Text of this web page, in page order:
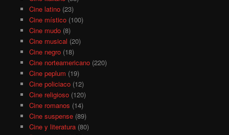
Cine latino(23)
Cine místico(100)
Cine mudo(8)
Cine musical (20)
Cine negro(18)
Cine norteamericano(220)
Cine peplum (19)
Cine policiaco(12)
Cine religioso(120)
Cine romanos (14)
Cine suspense(89)
Cine y literatura(80)